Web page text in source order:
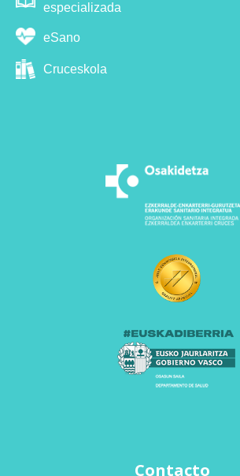
especializada
eSano
Cruceskola
Contacto